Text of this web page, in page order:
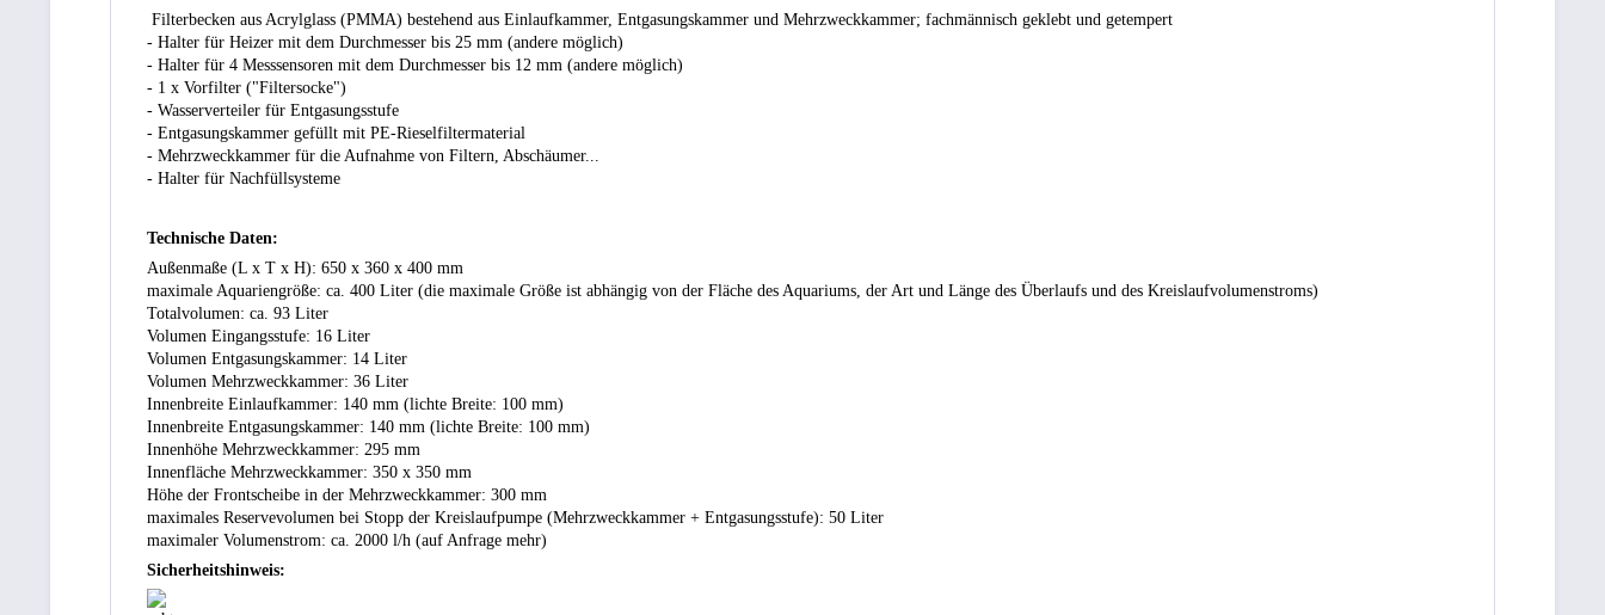
Filterbecken aus Acrylglass (PMMA) bestehend aus Einlaufkammer, Entgasungskammer und Mehrzweckkammer; fachmännisch geklebt und getempert
- Halter für Heizer mit dem Durchmesser bis 25 mm (andere möglich)
- Halter für 4 Messsensoren mit dem Durchmesser bis 12 mm (andere möglich)
- 1 x Vorfilter ("Filtersocke")
- Wasserverteiler für Entgasungsstufe
- Entgasungskammer gefüllt mit PE-Rieselfiltermaterial
- Mehrzweckkammer für die Aufnahme von Filtern, Abschäumer...
- Halter für Nachfüllsysteme
Technische Daten:
Außenmaße (L x T x H): 650 x 360 x 400 mm
maximale Aquariengröße: ca. 400 Liter (die maximale Größe ist abhängig von der Fläche des Aquariums, der Art und Länge des Überlaufs und des Kreislaufvolumenstroms)
Totalvolumen: ca. 93 Liter
Volumen Eingangsstufe: 16 Liter
Volumen Entgasungskammer: 14 Liter
Volumen Mehrzweckkammer: 36 Liter
Innenbreite Einlaufkammer: 140 mm (lichte Breite: 100 mm)
Innenbreite Entgasungskammer: 140 mm (lichte Breite: 100 mm)
Innenhöhe Mehrzweckkammer: 295 mm
Innenfläche Mehrzweckkammer: 350 x 350 mm
Höhe der Frontscheibe in der Mehrzweckkammer: 300 mm
maximales Reservevolumen bei Stopp der Kreislaufpumpe (Mehrzweckkammer + Entgasungsstufe): 50 Liter
maximaler Volumenstrom: ca. 2000 l/h (auf Anfrage mehr)
Sicherheitshinweis: